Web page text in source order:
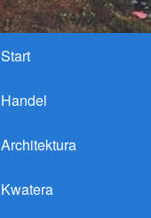
Start
Handel
Architektura
Kwatera